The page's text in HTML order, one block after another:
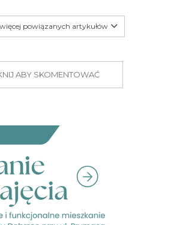
powiązanych artykułów
ABY SKOMENTOWAĆ